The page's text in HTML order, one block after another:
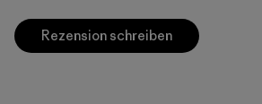
Rezension schreiben